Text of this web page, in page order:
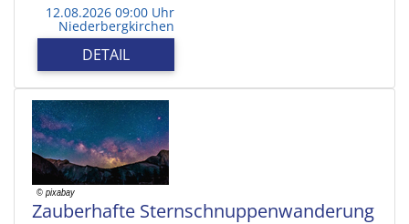
12.08.2026 09:00 Uhr
Niederbergkirchen
DETAIL
Zauberhafte Sternschnuppenwanderung